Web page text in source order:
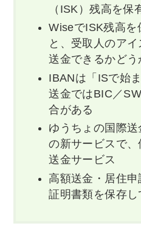
（ISK）残高を保
WiseでISK残高を
と、受取人のア
送金できるかど
IBANは「ISで始
送金ではBIC／
合がある
ゆうちょの国際
の新サービスで
送金サービス
高額送金・居住
証明書類を保存し